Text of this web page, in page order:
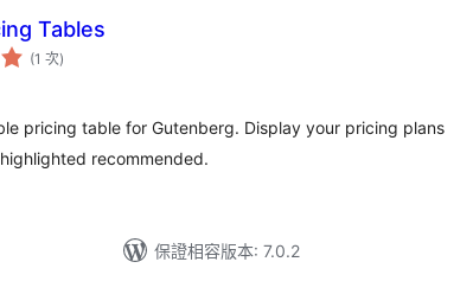
Tables
(1 次評
分)
pricing table for Gutenberg. Display your pricing plans
recommended.
保證相容版本: 7.0.2